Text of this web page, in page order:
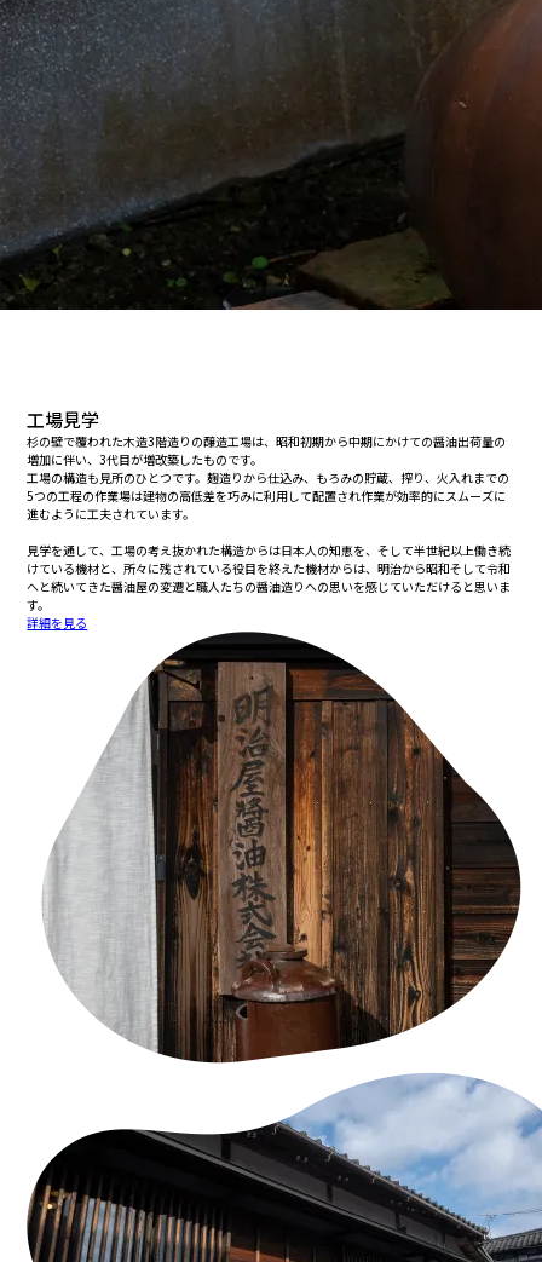
工場見学
杉の壁で覆われた木造3階造りの醸造工場は、昭和初期から中期にかけての醤油出荷量の
増加に伴い、3代目が増改築したものです。
工場の構造も見所のひとつです。麹造りから仕込み、もろみの貯蔵、搾り、火入れまでの
5つの工程の作業場は建物の高低差を巧みに利用して配置され作業が効率的にスムーズに
進むように工夫されています。
見学を通して、工場の考え抜かれた構造からは日本人の知恵を、そして半世紀以上働き続
けている機材と、所々に残されている役目を終えた機材からは、明治から昭和そして令和
へと続いてきた醤油屋の変遷と職人たちの醤油造りへの思いを感じていただけると思いま
す。
詳細を見る